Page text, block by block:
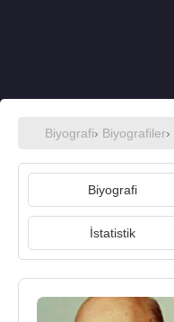
Biyografi› Biyografiler›
Biyografi
İstatistik